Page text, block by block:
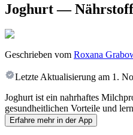
Joghurt —
Geschrieben vom Roxana
Letzte Aktualisierung am 1.
Joghurt ist ein nahrhaftes
gesundheitlichen Vorteile und
Erfahre mehr in der App